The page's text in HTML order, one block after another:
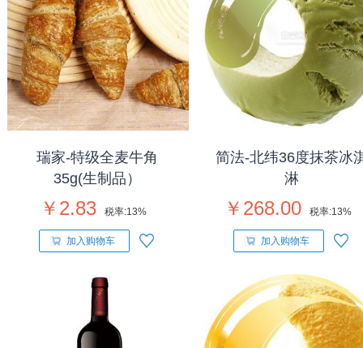
瑞家-特级全麦牛角
35g(生制品）
￥2.83 税率:13%
加入购物车
简法-北纬36度抹茶冰
淋
￥268.00 税率:13%
加入购物车